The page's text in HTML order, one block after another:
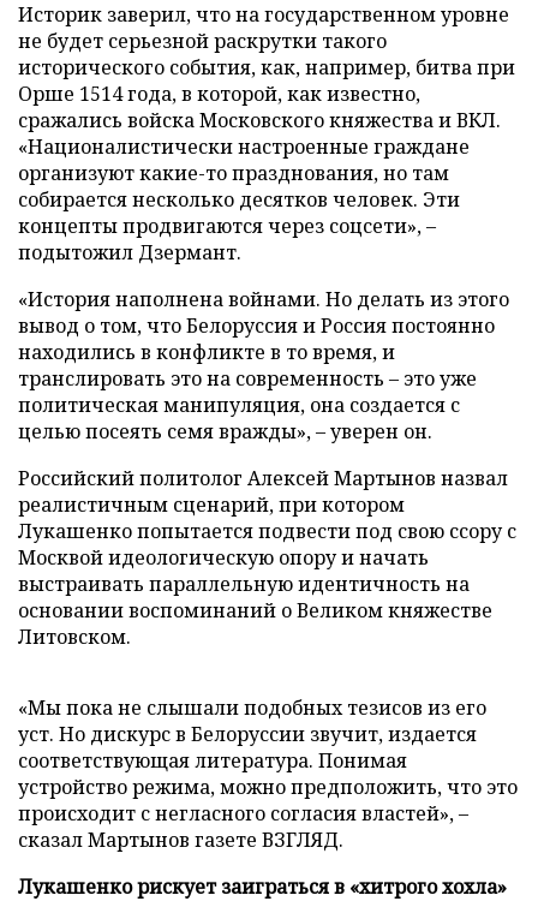
Историк заверил, что на государственном уровне
не будет серьезной раскрутки такого
исторического события, как, например, битва при
Орше 1514 года, в которой, как известно,
сражались войска Московского княжества и ВКЛ.
«Националистически настроенные граждане
организуют какие-то празднования, но там
собирается несколько десятков человек. Эти
концепты продвигаются через соцсети», –
подытожил Дзермант.
«История наполнена войнами. Но делать из этого
вывод о том, что Белоруссия и Россия постоянно
находились в конфликте в то время, и
транслировать это на современность – это уже
политическая манипуляция, она создается с
целью посеять семя вражды», – уверен он.
Российский политолог Алексей Мартынов назвал
реалистичным сценарий, при котором
Лукашенко попытается подвести под свою ссору с
Москвой идеологическую опору и начать
выстраивать параллельную идентичность на
основании воспоминаний о Великом княжестве
Литовском.
«Мы пока не слышали подобных тезисов из его
уст. Но дискурс в Белоруссии звучит, издается
соответствующая литература. Понимая
устройство режима, можно предположить, что это
происходит с негласного согласия властей», –
сказал Мартынов газете ВЗГЛЯД.
Лукашенко рискует заиграться в «хитрого хохла»